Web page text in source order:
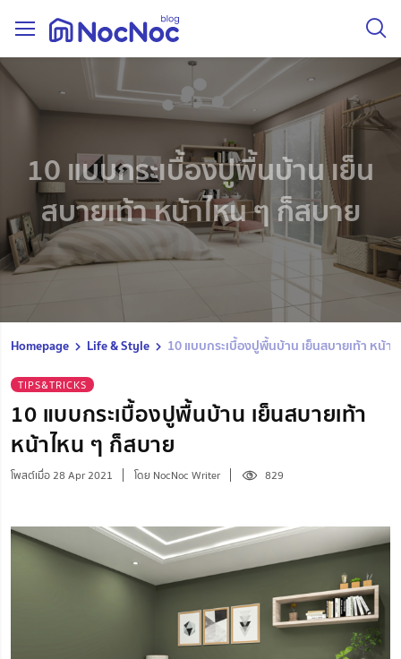
10 แบบกระเบื้องปูพื้นบ้าน เย็น
สบายเท้า หน้าไหน ๆ ก็สบาย
Homepage Life & Style 10 แบบกระเบื้องปูพื้นบ้าน เย็นสบายเท้า หน้า
TIPS&TRICKS
10 แบบกระเบื้องปูพื้นบ้าน เย็นสบายเท้า
หน้าไหน ๆ ก็สบาย
โพสต์เมื่อ 28 Apr 2021 โดย NocNoc Writer 829